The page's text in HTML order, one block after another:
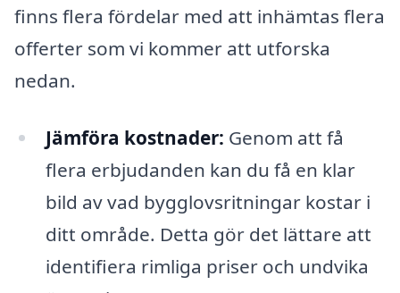
finns flera fördelar med att inhämtas flera
offerter som vi kommer att utforska
nedan.
Jämföra kostnader: Genom att få
flera erbjudanden kan du få en klar
bild av vad bygglovsritningar kostar i
ditt område. Detta gör det lättare att
identifiera rimliga priser och undvika